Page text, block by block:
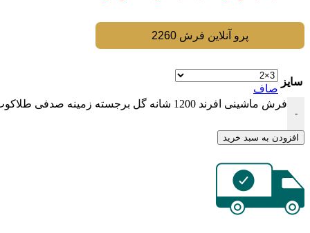
پرو آنلاین فرش 2260
سایز
صاف
-
فرش ماشینی افرند 1200 شانه گل برجسته زمینه صدفی طلاکوب کد 2260 عدد
افزودن به سبد خرید